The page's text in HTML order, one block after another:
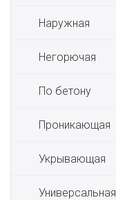
Наружная
Негорючая
По бетону
Проникающая
Укрывающая
Универсальная